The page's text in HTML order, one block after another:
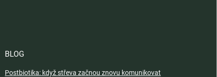
BLOG
Postbiotika: když střeva začnou znovu komunikovat